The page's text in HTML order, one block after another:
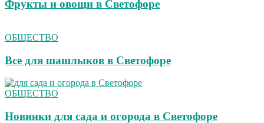
Фрукты и овощи в Светофоре
ОБЩЕСТВО
Все для шашлыков в Светофоре
ОБЩЕСТВО
Новинки для сада и огорода в Светофоре